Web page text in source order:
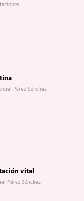
Pérez Sánchez
vital
Pérez Sánchez